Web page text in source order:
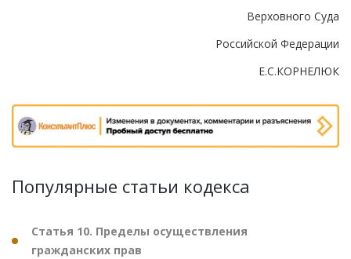
Верховного Суда
Российской Федерации
Е.С.КОРНЕЛЮК
Популярные статьи кодекса
Статья 10. Пределы осуществления
гражданских прав